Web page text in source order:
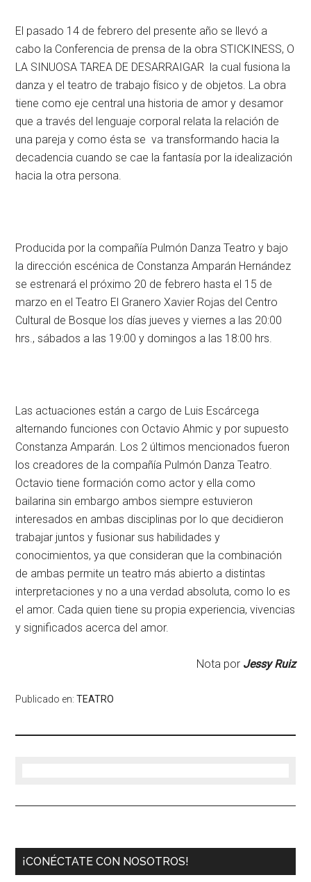
El pasado 14 de febrero del presente año se llevó a
cabo la Conferencia de prensa de la obra STICKINESS, O
LA SINUOSA TAREA DE DESARRAIGAR la cual fusiona la
danza y el teatro de trabajo físico y de objetos. La obra
tiene como eje central una historia de amor y desamor
que a través del lenguaje corporal relata la relación de
una pareja y como ésta se va transformando hacia la
decadencia cuando se cae la fantasía por la idealización
hacia la otra persona.
Producida por la compañía Pulmón Danza Teatro y bajo
la dirección escénica de Constanza Amparán Hernández
se estrenará el próximo 20 de febrero hasta el 15 de
marzo en el Teatro El Granero Xavier Rojas del Centro
Cultural de Bosque los días jueves y viernes a las 20:00
hrs., sábados a las 19:00 y domingos a las 18:00 hrs.
Las actuaciones están a cargo de Luis Escárcega
alternando funciones con Octavio Ahmic y por supuesto
Constanza Amparán. Los 2 últimos mencionados fueron
los creadores de la compañía Pulmón Danza Teatro.
Octavio tiene formación como actor y ella como
bailarina sin embargo ambos siempre estuvieron
interesados en ambas disciplinas por lo que decidieron
trabajar juntos y fusionar sus habilidades y
conocimientos, ya que consideran que la combinación
de ambas permite un teatro más abierto a distintas
interpretaciones y no a una verdad absoluta, como lo es
el amor. Cada quien tiene su propia experiencia, vivencias
y significados acerca del amor.
Nota por Jessy Ruiz
Publicado en:TEATRO
¡CONÉCTATE CON NOSOTROS!